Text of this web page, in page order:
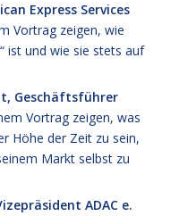
Express Services
Vortrag zeigen, wie
ist und wie sie stets auf
Geschäftsführer
Vortrag zeigen, was
Höhe der Zeit zu sein,
Markt selbst zu
ADAC e.